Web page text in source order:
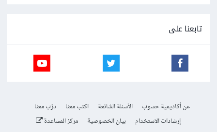
تابعنا على
عن أكاديمية حسوب الأسئلة الشائعة اكتب معنا
درّب معنا
إرشادات الاستخدام
بيان الخصوصية مركز المساعدة